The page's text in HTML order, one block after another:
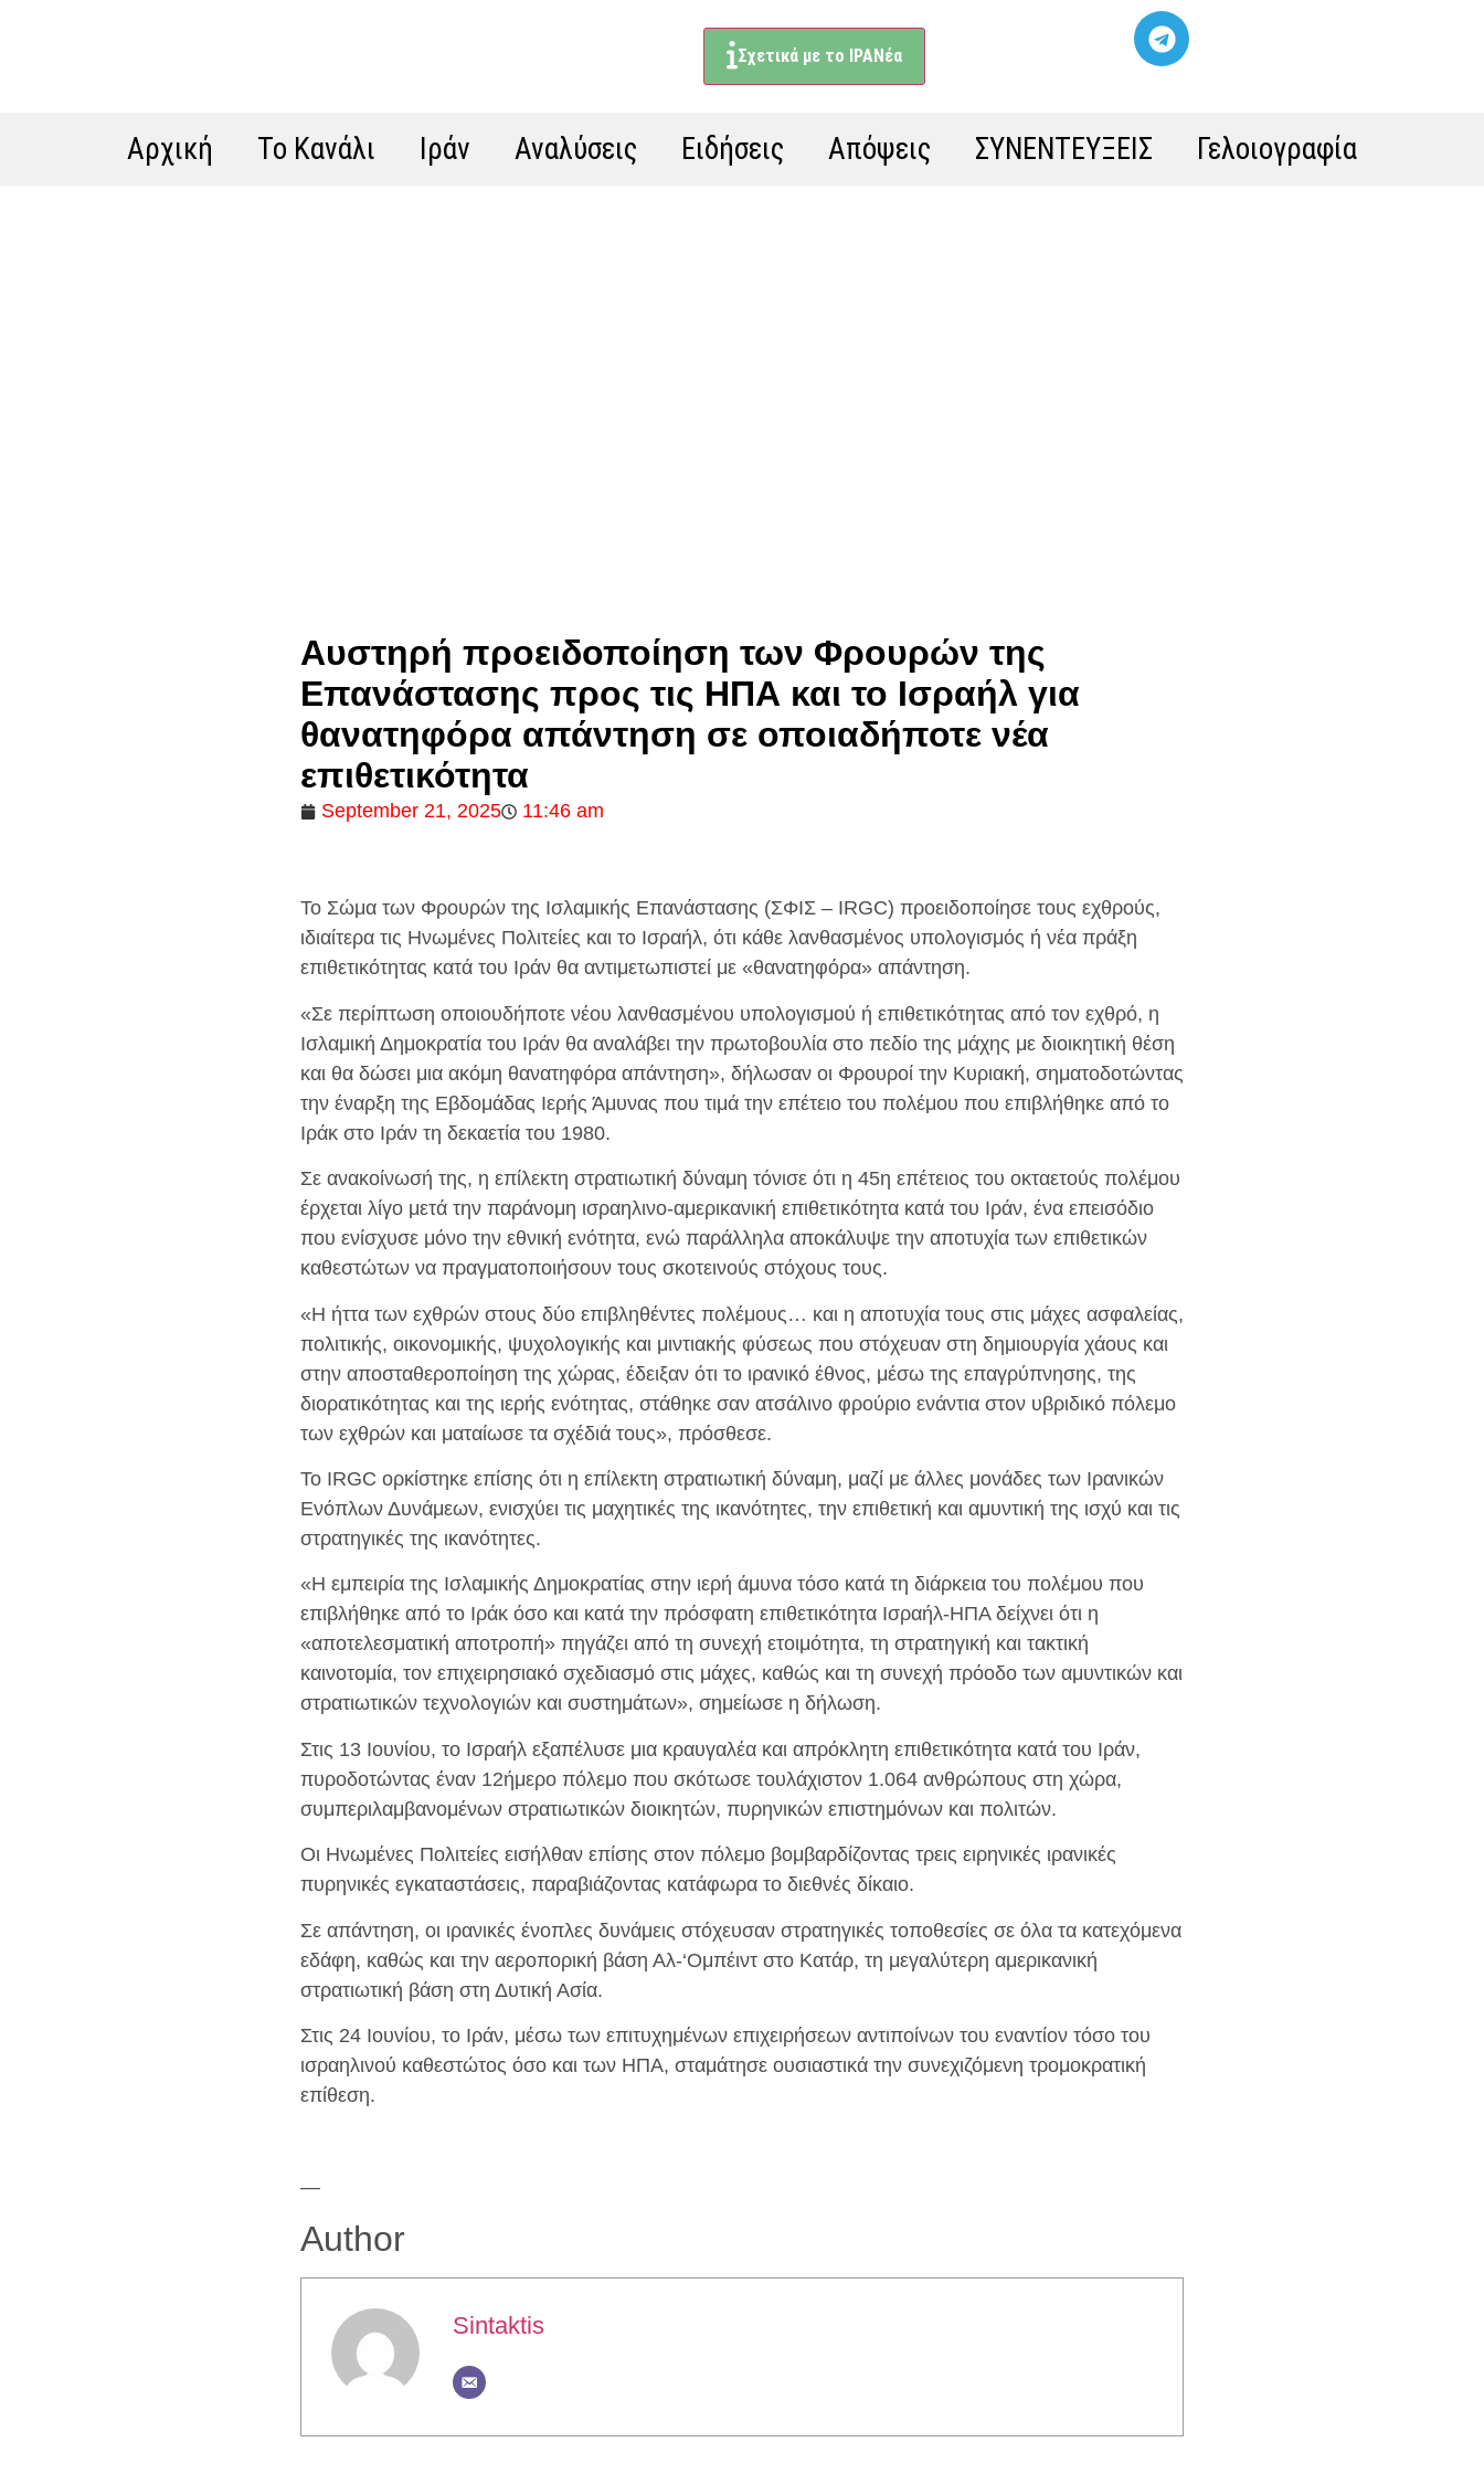
Σχετικά με το ΙΡΑΝέα
Αρχική Το Κανάλι Ιράν Αναλύσεις Ειδήσεις Απόψεις ΣΥΝΕΝΤΕΥΞΕΙΣ Γελοιογραφία
Αυστηρή προειδοποίηση των Φρουρών της
Επανάστασης προς τις ΗΠΑ και το Ισραήλ για
θανατηφόρα απάντηση σε οποιαδήποτε νέα
επιθετικότητα
September 21, 2025 11:46 am
Το Σώμα των Φρουρών της Ισλαμικής Επανάστασης (ΣΦΙΣ – IRGC) προειδοποίησε τους εχθρούς,
ιδιαίτερα τις Ηνωμένες Πολιτείες και το Ισραήλ, ότι κάθε λανθασμένος υπολογισμός ή νέα πράξη
επιθετικότητας κατά του Ιράν θα αντιμετωπιστεί με «θανατηφόρα» απάντηση.
«Σε περίπτωση οποιουδήποτε νέου λανθασμένου υπολογισμού ή επιθετικότητας από τον εχθρό, η
Ισλαμική Δημοκρατία του Ιράν θα αναλάβει την πρωτοβουλία στο πεδίο της μάχης με διοικητική θέση
και θα δώσει μια ακόμη θανατηφόρα απάντηση», δήλωσαν οι Φρουροί την Κυριακή, σηματοδοτώντας
την έναρξη της Εβδομάδας Ιερής Άμυνας που τιμά την επέτειο του πολέμου που επιβλήθηκε από το
Ιράκ στο Ιράν τη δεκαετία του 1980.
Σε ανακοίνωσή της, η επίλεκτη στρατιωτική δύναμη τόνισε ότι η 45η επέτειος του οκταετούς πολέμου
έρχεται λίγο μετά την παράνομη ισραηλινο-αμερικανική επιθετικότητα κατά του Ιράν, ένα επεισόδιο
που ενίσχυσε μόνο την εθνική ενότητα, ενώ παράλληλα αποκάλυψε την αποτυχία των επιθετικών
καθεστώτων να πραγματοποιήσουν τους σκοτεινούς στόχους τους.
«Η ήττα των εχθρών στους δύο επιβληθέντες πολέμους… και η αποτυχία τους στις μάχες ασφαλείας,
πολιτικής, οικονομικής, ψυχολογικής και μιντιακής φύσεως που στόχευαν στη δημιουργία χάους και
στην αποσταθεροποίηση της χώρας, έδειξαν ότι το ιρανικό έθνος, μέσω της επαγρύπνησης, της
διορατικότητας και της ιερής ενότητας, στάθηκε σαν ατσάλινο φρούριο ενάντια στον υβριδικό πόλεμο
των εχθρών και ματαίωσε τα σχέδιά τους», πρόσθεσε.
Το IRGC ορκίστηκε επίσης ότι η επίλεκτη στρατιωτική δύναμη, μαζί με άλλες μονάδες των Ιρανικών
Ενόπλων Δυνάμεων, ενισχύει τις μαχητικές της ικανότητες, την επιθετική και αμυντική της ισχύ και τις
στρατηγικές της ικανότητες.
«Η εμπειρία της Ισλαμικής Δημοκρατίας στην ιερή άμυνα τόσο κατά τη διάρκεια του πολέμου που
επιβλήθηκε από το Ιράκ όσο και κατά την πρόσφατη επιθετικότητα Ισραήλ-ΗΠΑ δείχνει ότι η
«αποτελεσματική αποτροπή» πηγάζει από τη συνεχή ετοιμότητα, τη στρατηγική και τακτική
καινοτομία, τον επιχειρησιακό σχεδιασμό στις μάχες, καθώς και τη συνεχή πρόοδο των αμυντικών και
στρατιωτικών τεχνολογιών και συστημάτων», σημείωσε η δήλωση.
Στις 13 Ιουνίου, το Ισραήλ εξαπέλυσε μια κραυγαλέα και απρόκλητη επιθετικότητα κατά του Ιράν,
πυροδοτώντας έναν 12ήμερο πόλεμο που σκότωσε τουλάχιστον 1.064 ανθρώπους στη χώρα,
συμπεριλαμβανομένων στρατιωτικών διοικητών, πυρηνικών επιστημόνων και πολιτών.
Οι Ηνωμένες Πολιτείες εισήλθαν επίσης στον πόλεμο βομβαρδίζοντας τρεις ειρηνικές ιρανικές
πυρηνικές εγκαταστάσεις, παραβιάζοντας κατάφωρα το διεθνές δίκαιο.
Σε απάντηση, οι ιρανικές ένοπλες δυνάμεις στόχευσαν στρατηγικές τοποθεσίες σε όλα τα κατεχόμενα
εδάφη, καθώς και την αεροπορική βάση Αλ-‘Ομπέιντ στο Κατάρ, τη μεγαλύτερη αμερικανική
στρατιωτική βάση στη Δυτική Ασία.
Στις 24 Ιουνίου, το Ιράν, μέσω των επιτυχημένων επιχειρήσεων αντιποίνων του εναντίον τόσο του
ισραηλινού καθεστώτος όσο και των ΗΠΑ, σταμάτησε ουσιαστικά την συνεχιζόμενη τρομοκρατική
επίθεση.
—
Author
Sintaktis